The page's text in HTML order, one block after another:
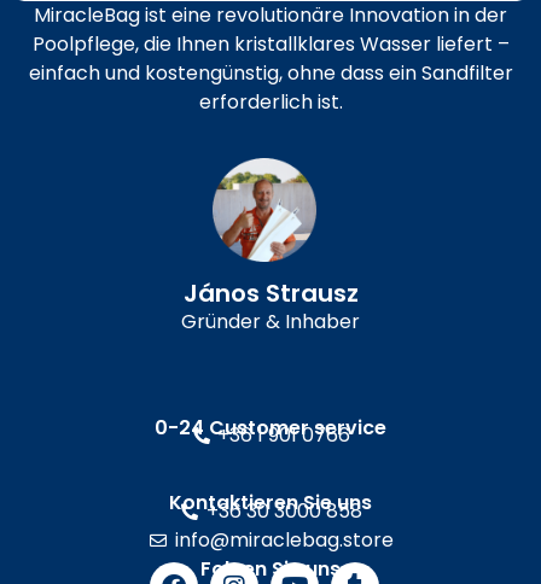
MiracleBag ist eine revolutionäre Innovation in der
Poolpflege, die Ihnen kristallklares Wasser liefert –
einfach und kostengünstig, ohne dass ein Sandfilter
erforderlich ist.
János Strausz
Gründer & Inhaber
0-24 Customer service
+36 1 901 0766
Kontaktieren Sie uns
+36 30 3000 858
info@miraclebag.store
Folgen Sie uns